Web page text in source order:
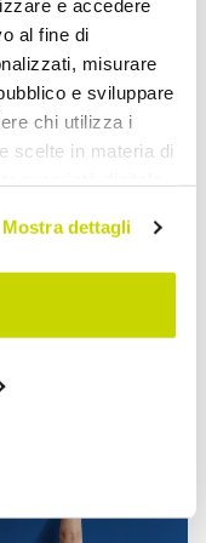
e accedere
al fine di
misurare
e sviluppare
chi utilizza i
scelte in materia di
in qualsiasi
o facendo clic
posizione
Mostra dettagli
ratați.